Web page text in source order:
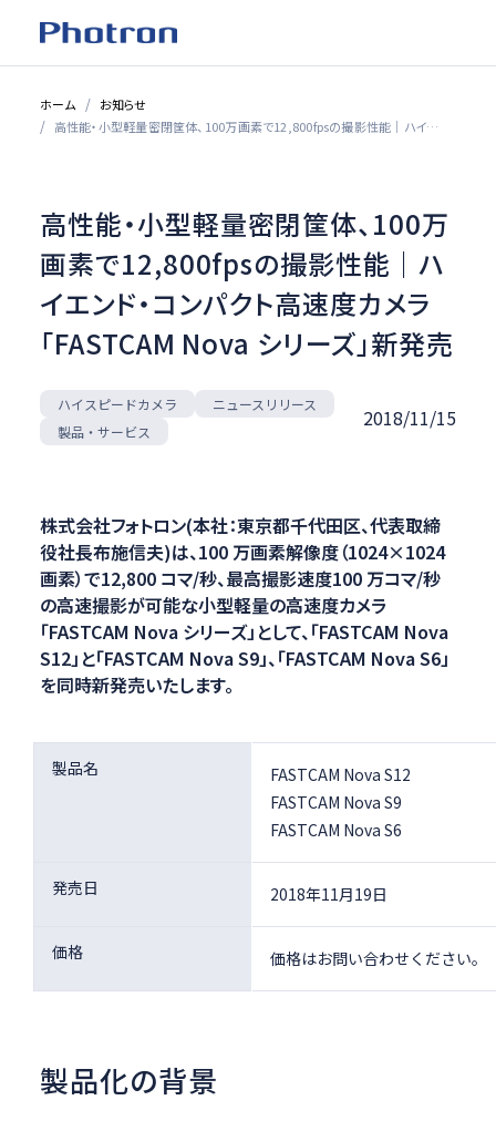
ホーム
お知らせ
高性能・小型軽量密閉筐体、100万画素で12,800fpsの撮影性能｜ハイエンド・コンパクト高速度カメラ「FASTCAM Nova シリーズ」新発売
高性能・小型軽量密閉筐体、100万
画素で12,800fpsの撮影性能｜ハ
イエンド・コンパクト高速度カメラ
「FASTCAM Nova シリーズ」新発売
ハイスピードカメラ ニュースリリース
製品・サービス
2018/11/15
株式会社フォトロン(本社：東京都千代田区、代表取締
役社長布施信夫)は、100 万画素解像度（1024×1024
画素）で12,800 コマ/秒、最高撮影速度100 万コマ/秒
の高速撮影が可能な小型軽量の高速度カメラ
「FASTCAM Nova シリーズ」として、「FASTCAM Nova
S12」と「FASTCAM Nova S9」、「FASTCAM Nova S6」
を同時新発売いたします。
製品名
FASTCAM Nova S12
FASTCAM Nova S9
FASTCAM Nova S6
発売日 2018年11月19日
価格 価格はお問い合わせください。
製品化の背景